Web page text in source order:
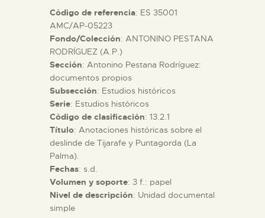
ACTIVIDADES
█
EL MUSEO
COLECCIONES
DIDÁCTICA
ESPAÑOL
Código de referencia: ES 35001
AMC/AP-05223
Fondo/Colección: ANTONINO PESTANA
RODRÍGUEZ (A.P.)
Sección: Antonino Pestana Rodríguez:
documentos propios
Subsección: Estudios históricos
Serie: Estudios históricos
Código de clasificación: 13.2.1
Título: Anotaciones históricas sobre el
deslinde de Tijarafe y Puntagorda (La
Palma).
Fechas: s.d.
Volumen y soporte: 3 f.: papel
Nivel de descripción: Unidad documental
simple